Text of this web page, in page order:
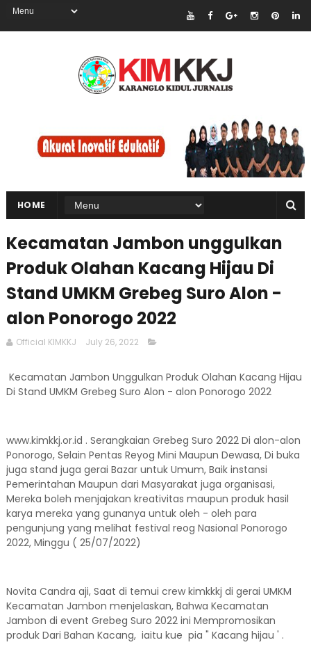
HOME
Kecamatan Jambon unggulkan
Produk Olahan Kacang Hijau Di
Stand UMKM Grebeg Suro Alon -
alon Ponorogo 2022
Official KIMKKJ July 26, 2022
Kecamatan Jambon Unggulkan Produk Olahan Kacang Hijau
Di Stand UMKM Grebeg Suro Alon - alon Ponorogo 2022
www.kimkkj.or.id . Serangkaian Grebeg Suro 2022 Di alon-alon
Ponorogo, Selain Pentas Reyog Mini Maupun Dewasa, Di buka
juga stand juga gerai Bazar untuk Umum, Baik instansi
Pemerintahan Maupun dari Masyarakat juga organisasi,
Mereka boleh menjajakan kreativitas maupun produk hasil
karya mereka yang gunanya untuk oleh - oleh para
pengunjung yang melihat festival reog Nasional Ponorogo
2022, Minggu ( 25/07/2022)
Novita Candra aji, Saat di temui crew kimkkkj di gerai UMKM
Kecamatan Jambon menjelaskan, Bahwa Kecamatan
Jambon di event Grebeg Suro 2022 ini Mempromosikan
produk Dari Bahan Kacang, iaitu kue pia " Kacang hijau ' .